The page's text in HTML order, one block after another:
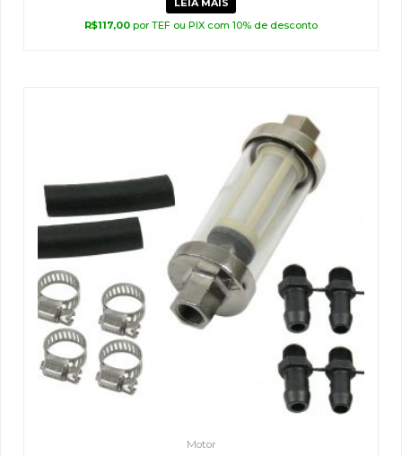
LEIA MAIS
R$117,00 por TEF ou PIX com 10% de desconto
Motor